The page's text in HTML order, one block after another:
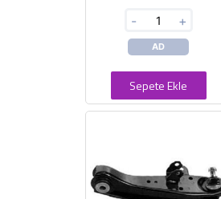
- +
AD
Sepete Ekle